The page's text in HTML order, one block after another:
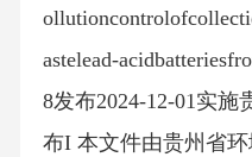
astelead-
8发布2024-12-01实
布I 本文件由贵州省